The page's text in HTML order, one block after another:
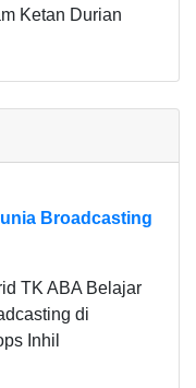
Ketan Durian
Broadcasting
TK ABA Belajar
di
Inhil